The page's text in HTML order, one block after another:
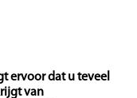
ervoor dat u teveel
van